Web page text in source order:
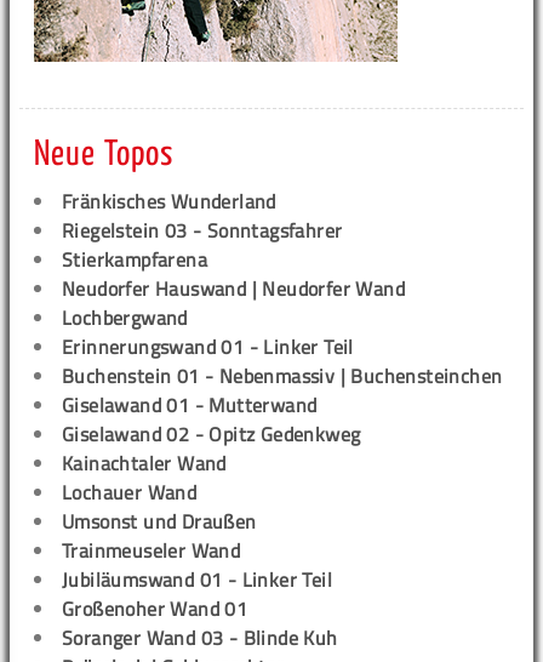
Neue Topos
Fränkisches Wunderland
Riegelstein 03 - Sonntagsfahrer
Stierkampfarena
Neudorfer Hauswand | Neudorfer Wand
Lochbergwand
Erinnerungswand 01 - Linker Teil
Buchenstein 01 - Nebenmassiv | Buchensteinchen
Giselawand 01 - Mutterwand
Giselawand 02 - Opitz Gedenkweg
Kainachtaler Wand
Lochauer Wand
Umsonst und Draußen
Trainmeuseler Wand
Jubiläumswand 01 - Linker Teil
Großenoher Wand 01
Soranger Wand 03 - Blinde Kuh